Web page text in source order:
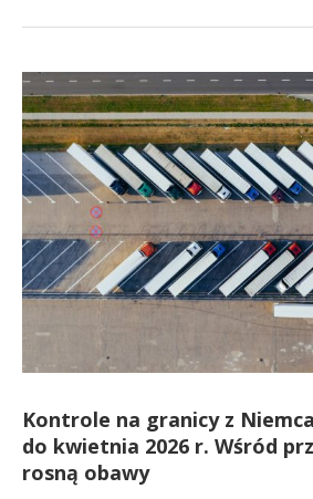
Kontrole na granicy z
do kwietnia 2026 r. Wśród
rosną obawy